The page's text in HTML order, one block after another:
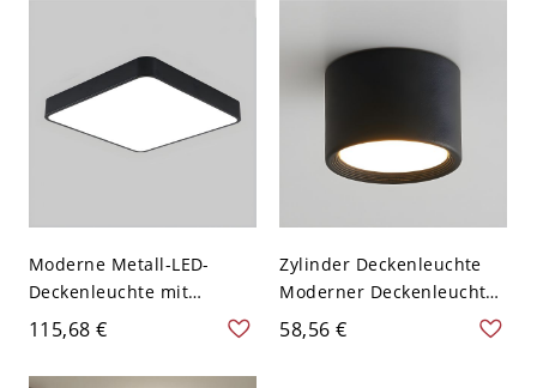
120V Schwarz 30,48 cm
Weißlicht
Moderne Metall-LED-
Deckenleuchte mit
Acrylschirm - weißer
Schirm - 110V-120V 30,48
cm Schwarz Weißlicht
115,68 €
Zylinder Deckenleuchte
Moderner Deckenleuchter
für Schlafzimmer Flur -
Schwarz 110V-120V 8,89
58,56 €